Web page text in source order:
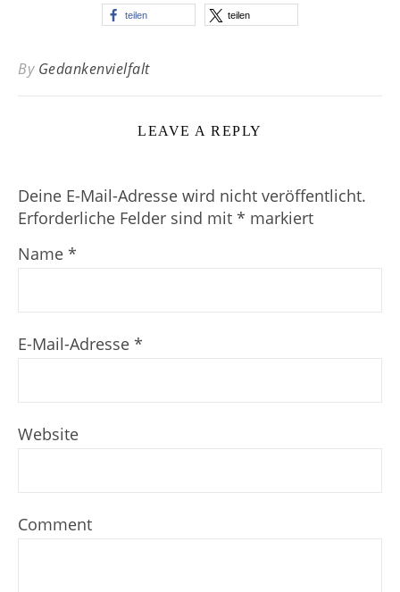
teilen teilen
By Gedankenvielfalt
LEAVE A REPLY
Deine E-Mail-Adresse wird nicht veröffentlicht.
Erforderliche Felder sind mit * markiert
Name *
E-Mail-Adresse *
Website
Comment